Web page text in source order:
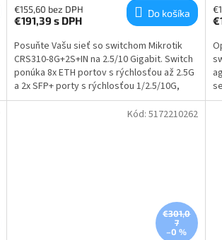
€155,60 bez DPH
€191,39 s DPH
Do košíka
Posuňte Vašu sieť so switchom Mikrotik
CRS310-8G+2S+IN na 2.5/10 Gigabit. Switch
ponúka 8x ETH portov s rýchlosťou až 2.5G
a 2x SFP+ porty s rýchlosťou 1/2.5/10G,
USB port a napájanie v rozsahu 18V až 57V .
Pre dostatočný výkon je switch vybavený...
€301,0
7
–0 %
Kód: 5172210262